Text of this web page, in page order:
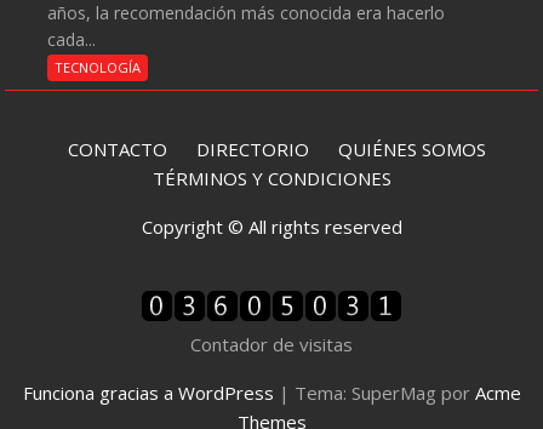
años, la recomendación más conocida era hacerlo
cada...
TECNOLOGÍA
CONTACTO DIRECTORIO QUIÉNES SOMOS
TÉRMINOS Y CONDICIONES
Copyright © All rights reserved
Contador de visitas
Funciona gracias a WordPress | Tema: SuperMag por Acme
Themes